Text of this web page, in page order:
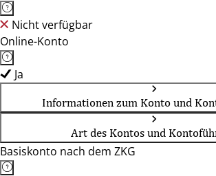
Nicht verfügbar
Online-Konto
Ja
Informationen zum Konto und
Art des Kontos und
Basiskonto nach dem ZKG